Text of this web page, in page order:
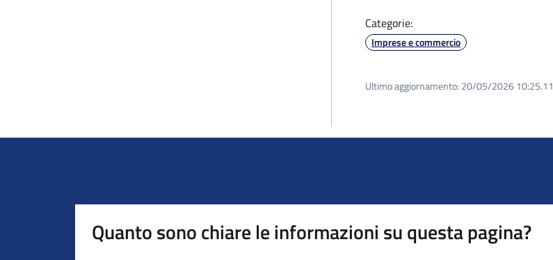
Categorie:
Imprese e commercio
Ultimo aggiornamento: 20/05/2026 10:25.11
Quanto sono chiare le informazioni su questa pagina?